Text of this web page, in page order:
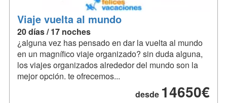
Viaje vuelta al mundo
20 días / 17 noches
¿alguna vez has pensado en dar la vuelta al mundo
en un magnífico viaje organizado? sin duda alguna,
los viajes organizados alrededor del mundo son la
mejor opción. te ofrecemos...
desde 14650€